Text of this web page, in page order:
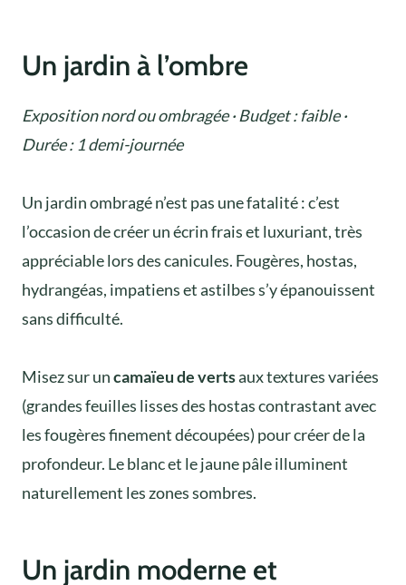
Un jardin à l’ombre
Exposition nord ou ombragée · Budget : faible ·
Durée : 1 demi-journée
Un jardin ombragé n’est pas une fatalité : c’est
l’occasion de créer un écrin frais et luxuriant, très
appréciable lors des canicules. Fougères, hostas,
hydrangéas, impatiens et astilbes s’y épanouissent
sans difficulté.
Misez sur uncamaïeu de vertsaux textures variées
(grandes feuilles lisses des hostas contrastant avec
les fougères finement découpées) pour créer de la
profondeur. Le blanc et le jaune pâle illuminent
naturellement les zones sombres.
Un jardin moderne et